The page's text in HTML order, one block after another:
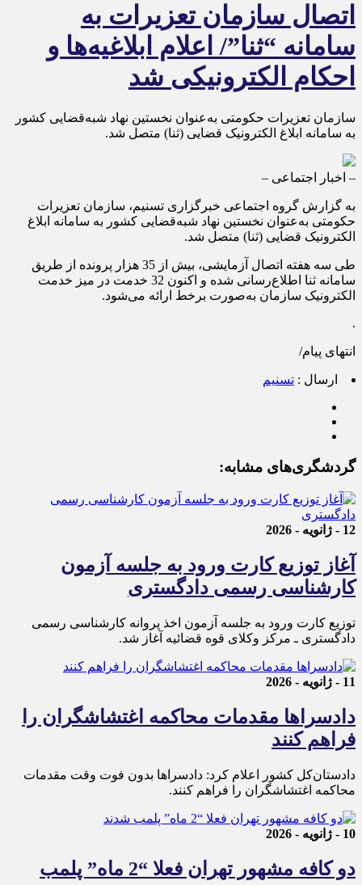
اتصال سازمان تعزیرات به
سامانه “ثنا”/ اعلام ابلاغیه‌ها و
احکام الکترونیکی شد
سازمان تعزیرات حکومتی به‌عنوان نخستین نهاد شبه‌قضایی کشور
به سامانه ابلاغ الکترونیک قضایی (ثنا) متصل شد.
– اخبار اجتماعی –
به گزارش گروه اجتماعی خبرگزاری تسنیم، سازمان تعزیرات
حکومتی به‌عنوان نخستین نهاد شبه‌قضایی کشور به سامانه ابلاغ
الکترونیک قضایی (ثنا) متصل شد.
طی سه هفته اتصال آزمایشی، بیش از 35 هزار پرونده از طریق
سامانه ثنا اطلاع‌رسانی شده و اکنون 32 خدمت در میز خدمت
الکترونیک سازمان به‌صورت برخط ارائه می‌شود.
.
انتهای پیام/
ارسال : تسنیم
گردشگری‌های مشابه:
12 - ژانویه - 2026
آغاز توزیع کارت ورود به جلسه آزمون
کارشناسی رسمی دادگستری
توزیع کارت ورود به جلسه آزمون اخذ پروانه کارشناسی رسمی
دادگستری ـ مرکز وکلای قوه قضائیه آغاز شد.
11 - ژانویه - 2026
دادسرا‌ها مقدمات محاکمه اغتشاشگران را
فراهم کنند
دادستان‌کل کشور اعلام کرد: دادسراها بدون فوت وقت مقدمات
محاکمه اغتشاشگران را فراهم کنند.
10 - ژانویه - 2026
دو کافه مشهور تهران فعلا “2 ماه” پلمب